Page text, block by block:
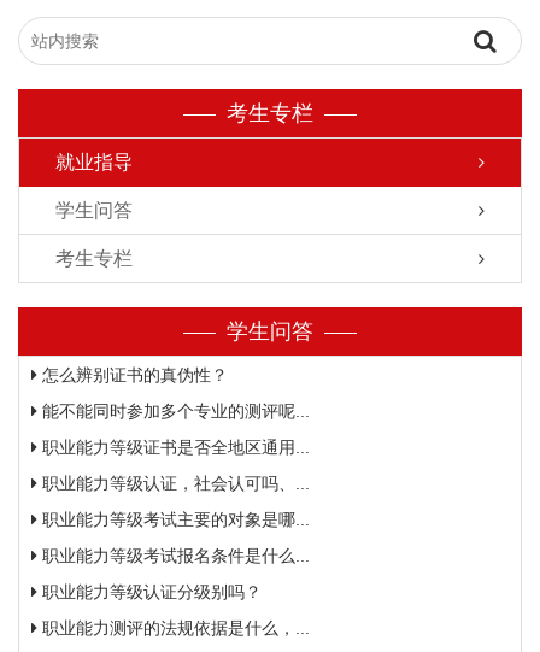
考生专栏
就业指导
学生问答
考生专栏
学生问答
怎么辨别证书的真伪性？
能不能同时参加多个专业的测评呢...
职业能力等级证书是否全地区通用...
职业能力等级认证，社会认可吗、...
职业能力等级考试主要的对象是哪...
职业能力等级考试报名条件是什么...
职业能力等级认证分级别吗？
职业能力测评的法规依据是什么，...